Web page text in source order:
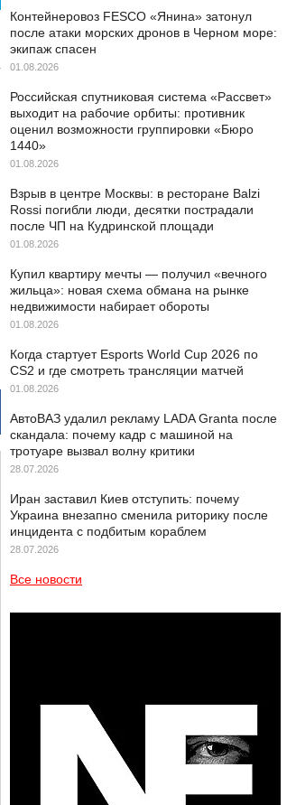
Контейнеровоз FESCO «Янина» затонул
после атаки морских дронов в Черном море:
экипаж спасен
01.08.2026
Российская спутниковая система «Рассвет»
выходит на рабочие орбиты: противник
оценил возможности группировки «Бюро
1440»
01.08.2026
Взрыв в центре Москвы: в ресторане Balzi
Rossi погибли люди, десятки пострадали
после ЧП на Кудринской площади
01.08.2026
Купил квартиру мечты — получил «вечного
жильца»: новая схема обмана на рынке
недвижимости набирает обороты
01.08.2026
Когда стартует Esports World Cup 2026 по
CS2 и где смотреть трансляции матчей
01.08.2026
АвтоВАЗ удалил рекламу LADA Granta после
скандала: почему кадр с машиной на
тротуаре вызвал волну критики
28.07.2026
Иран заставил Киев отступить: почему
Украина внезапно сменила риторику после
инцидента с подбитым кораблем
28.07.2026
Все новости